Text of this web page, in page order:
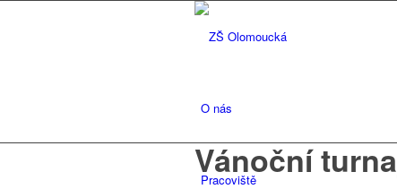
O nás
Pracoviště
Vánoční